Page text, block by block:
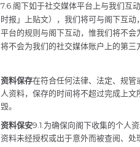
7.6.阁下如于社交媒体平台上与我们
时报」上贴文），我们将可与阁下互
平台的规则与阁下互动，惟我们将不
将不会为我们的社交媒体账户上的第三
资料保存在符合任何法律、法定、规
人资料，保存的时间将不超过完成上
毁。
资料保安9.1.为确保向阁下收集的个人
资料未经授权或出于意外而被查阅、